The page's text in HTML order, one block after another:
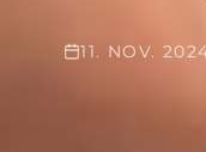
11. NOV.